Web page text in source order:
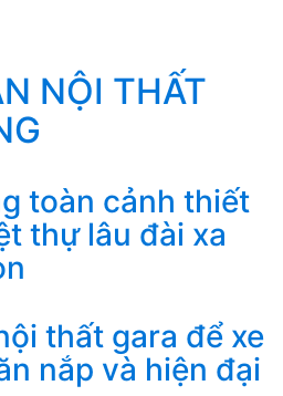
NỘI THẤT
toàn cảnh thiết
thự lâu đài xa
thất gara để xe
nắp và hiện đại